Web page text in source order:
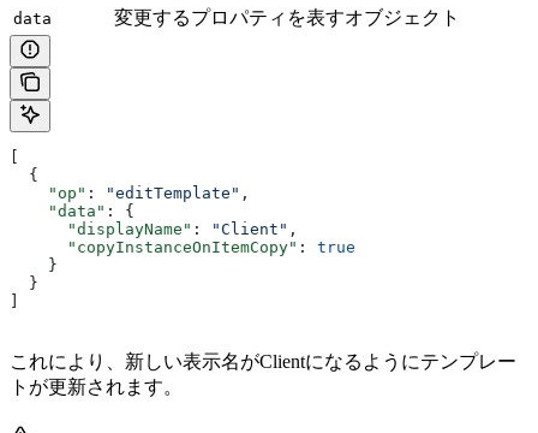
data 変更するプロパティを表すオブジェクト
  {
    "op"
: "editTemplate" ,
    "data"
: {
      "displayName"
: "Client" ,
      "copyInstanceOnItemCopy"
: true
    }
  }
これにより、新しい表示名がClientになるようにテンプレー
トが更新されます。